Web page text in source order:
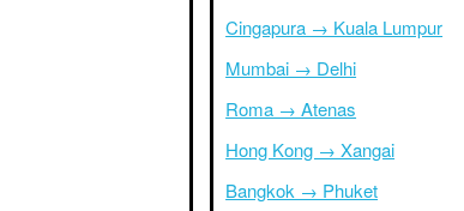
Cingapura → Kuala Lumpur
Mumbai → Delhi
Roma → Atenas
Hong Kong → Xangai
Bangkok → Phuket